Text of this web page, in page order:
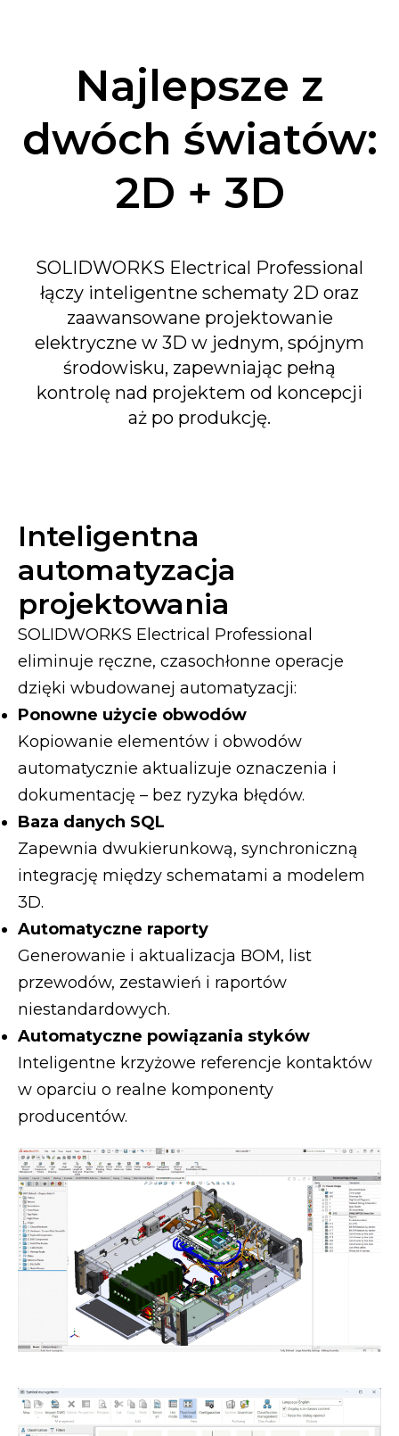
Najlepsze z
dwóch światów:
2D + 3D
SOLIDWORKS Electrical Professional
łączy inteligentne schematy 2D oraz
zaawansowane projektowanie
elektryczne w 3D w jednym, spójnym
środowisku, zapewniając pełną
kontrolę nad projektem od koncepcji
aż po produkcję.
Inteligentna
automatyzacja
projektowania
SOLIDWORKS Electrical Professional
eliminuje ręczne, czasochłonne operacje
dzięki wbudowanej automatyzacji:
Ponowne użycie obwodów
Kopiowanie elementów i obwodów
automatycznie aktualizuje oznaczenia i
dokumentację – bez ryzyka błędów.
Baza danych SQL
Zapewnia dwukierunkową, synchroniczną
integrację między schematami a modelem
3D.
Automatyczne raporty
Generowanie i aktualizacja BOM, list
przewodów, zestawień i raportów
niestandardowych.
Automatyczne powiązania styków
Inteligentne krzyżowe referencje kontaktów
w oparciu o realne komponenty
producentów.